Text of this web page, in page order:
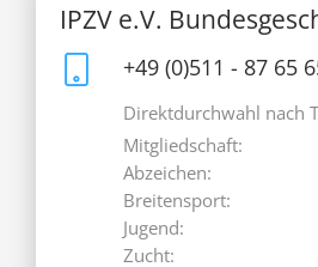
IPZV e.V.
+49 (0)511 - 87 65
Direktdurchwahl nach
Mitgliedschaft:
Abzeichen:
Breitensport:
Jugend:
Zucht: